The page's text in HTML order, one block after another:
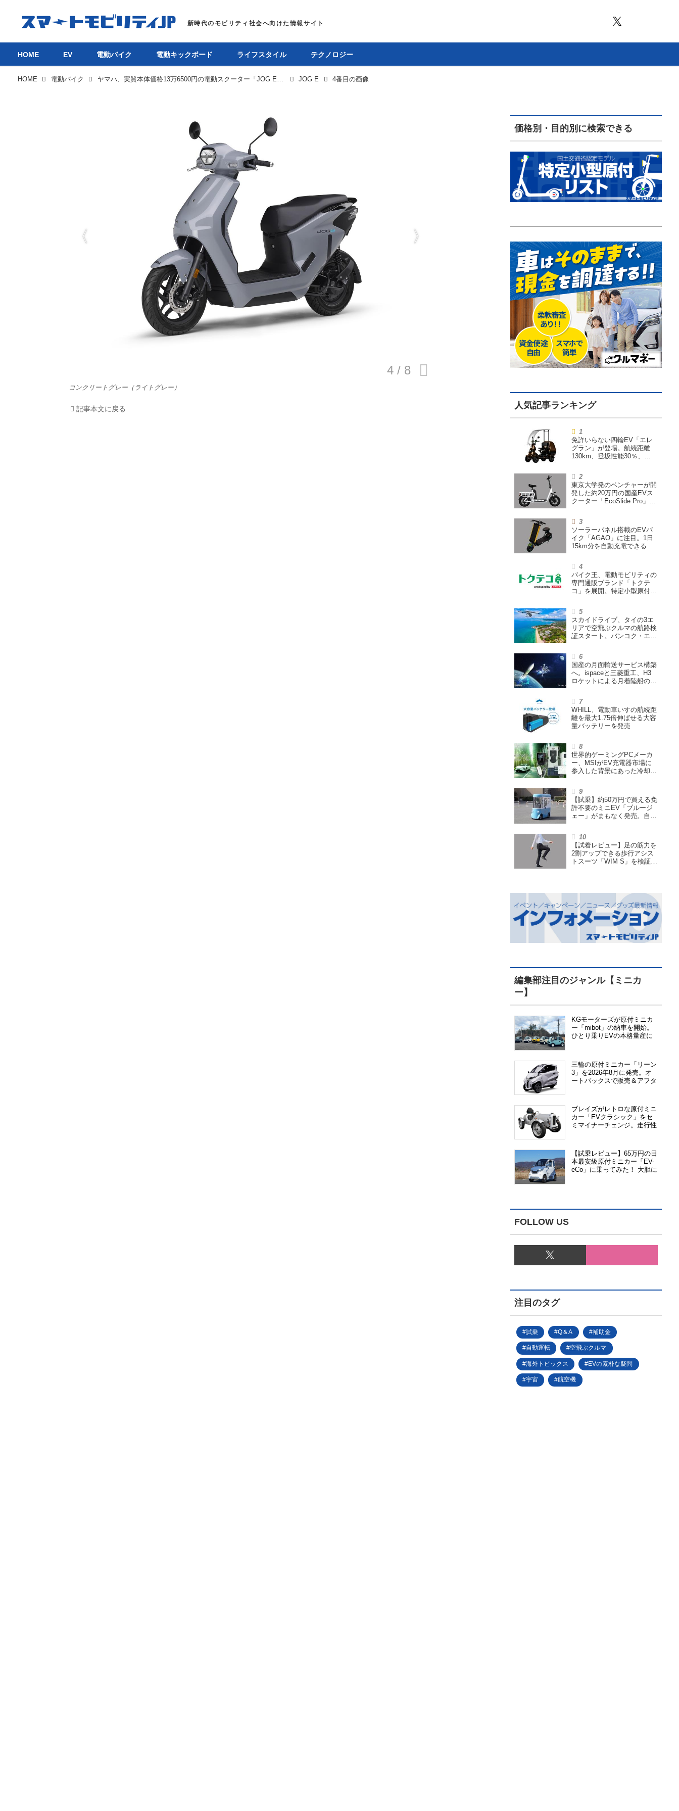
HOME
EV
電動バイク
電動キックボード
HOME EV 電動バイク 電動キックボード ライフスタイル テクノロジー
HOME 電動バイク ヤマハ、実質本体価格13万6500円の電動スクーター「JOG E」を全国展開。バッテリーステーションで電池交換可能な原付一種 JOG E 4番目の画像
コンクリートグレー（ライトグレー）
記事本文に戻る
価格別・目的別に検索できる
免許いらない四輪EV「エレ
グラン」が登場。航続距離
130km、登坂性能30％、
東京大学発のベンチャーが開
発した約20万円の国産EVス
クーター「EcoSlide Pro」が
ハイパワー特定小型原付
ソーラーパネル搭載のEVバ
イク「AGAO」に注目。1日
15km分を自動充電できる
バイク王、電動モビリティの
専門通販ブランド「トクテ
コ」を展開。特定小型原付や
スカイドライブ、タイの3エ
リアで空飛ぶクルマの航路検
証スタート。バンコク・エア
指す
国産の月面輸送サービス構築
へ。ispaceと三菱重工、H3
ロケットによる月着陸船の打
結
WHILL、電動車いすの航続距
離を最大1.75倍伸ばせる大容
量バッテリーを発売
世界的ゲーミングPCメーカ
ー、MSIがEV充電器市場に
参入した背景にあった冷却技
回】
【試乗】約50万円で買える免
許不要のミニEV「ブルージ
ェー」がまもなく発売。自転
展開
【試着レビュー】足の筋力を
2割アップできる歩行アシス
トスーツ「WIM S」を検証。
編集部注目のジャンル【ミニカ
ー】
KGモーターズが原付ミニカ
ー「mibot」の納車を開始。
ひとり乗りEVの本格量産に
三輪の原付ミニカー「リーン
3」を2026年8月に発売。オ
ートバックスで販売＆アフタ
ブレイズがレトロな原付ミニ
カー「EVクラシック」をセ
ミマイナーチェンジ。走行性
【試乗レビュー】65万円の日
本最安級原付ミニカー「EV-
eCo」に乗ってみた！ 大胆に
FOLLOW US
注目のタグ
試乗 Q＆A 補助金
自動運転 空飛ぶクルマ
海外トピックス EVの素朴な疑問
宇宙 航空機